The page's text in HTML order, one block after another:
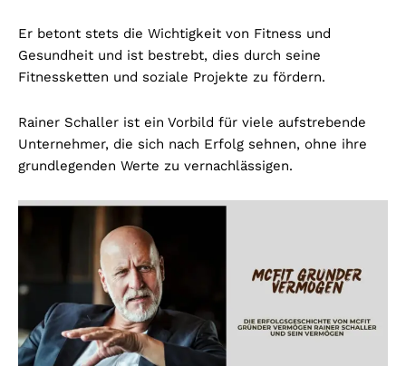
Er betont stets die Wichtigkeit von Fitness und
Gesundheit und ist bestrebt, dies durch seine
Fitnessketten und soziale Projekte zu fördern.
Rainer Schaller ist ein Vorbild für viele aufstrebende
Unternehmer, die sich nach Erfolg sehnen, ohne ihre
grundlegenden Werte zu vernachlässigen.